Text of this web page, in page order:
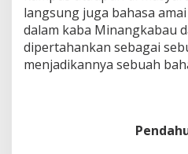
langsung juga bahasa
dalam kaba Minangkabau
dipertahankan sebagai
menjadikannya sebuah